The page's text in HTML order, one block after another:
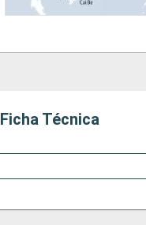
Ficha Técnica